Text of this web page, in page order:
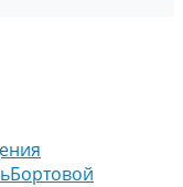
Бортовой